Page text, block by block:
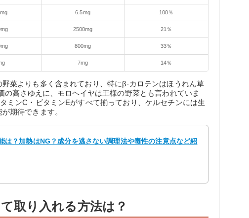
6.5mg 100％
2500mg 21％
800mg 33％
7mg 14％
菜よりも多く含まれており、特にβ-カロテンはほうれん草
の高さゆえに、モロヘイヤは王様の野菜とも言われていま
ミンC・ビタミンEがすべて揃っており、ケルセチンには生
期待できます。
は？加熱はNG？成分を逃さない調理法や毒性の注意点など紹
取り入れる方法は？